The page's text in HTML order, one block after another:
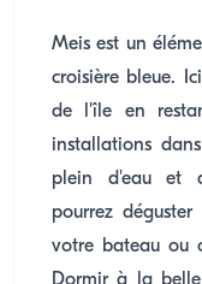
Meis est un
croisière bleue.
de l'île en
installations
plein d'eau et
pourrez
votre bateau ou